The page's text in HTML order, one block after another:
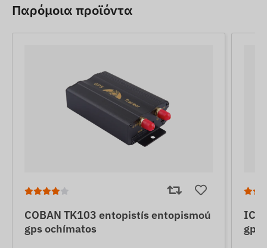
Παρόμοια προϊόντα
COBAN TK103 entopistís entopismoú
gps ochímatos
gps